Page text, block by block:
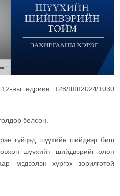
ны өдрийн 128/ШШ2024/1030
болсон.
гүйцэд шүүхийн шийдвэр биш
шүүхийн шийдвэрийг олон
мэдээлэн хүргэх зорилготой